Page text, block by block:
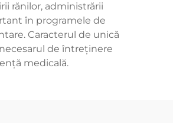
rănilor, administrării
în programele de
Caracterul de unică
de întreținere
medicală.